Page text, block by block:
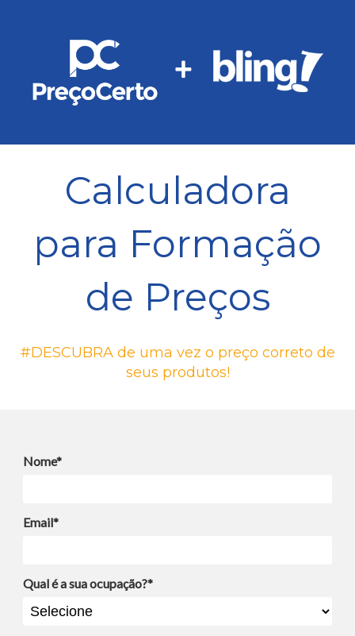
Calculadora
para Formação
de Preços
#DESCUBRA de uma vez o preço correto de
seus produtos!
Nome*
Email*
Qual é a sua ocupação?*